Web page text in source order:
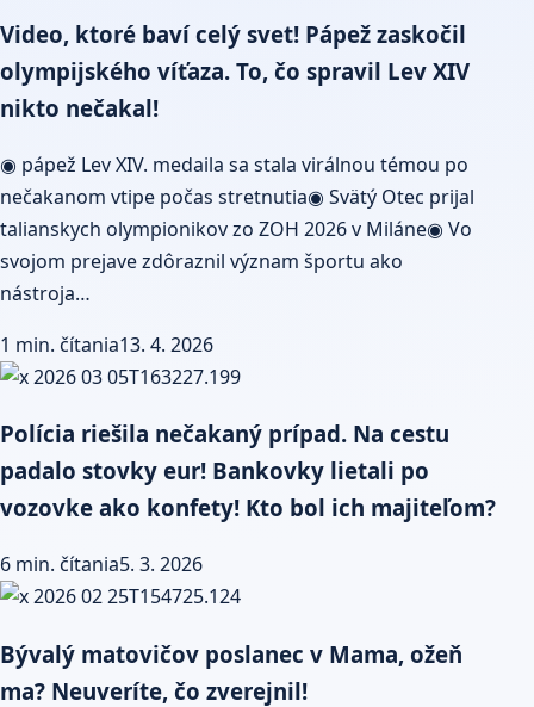
Video, ktoré baví celý svet! Pápež zaskočil
olympijského víťaza. To, čo spravil Lev XIV
nikto nečakal!
◉ pápež Lev XIV. medaila sa stala virálnou témou po
nečakanom vtipe počas stretnutia◉ Svätý Otec prijal
talianskych olympionikov zo ZOH 2026 v Miláne◉ Vo
svojom prejave zdôraznil význam športu ako
nástroja…
1 min. čítania13. 4. 2026
Polícia riešila nečakaný prípad. Na cestu
padalo stovky eur! Bankovky lietali po
vozovke ako konfety! Kto bol ich majiteľom?
6 min. čítania5. 3. 2026
Bývalý matovičov poslanec v Mama, ožeň
ma? Neuveríte, čo zverejnil!